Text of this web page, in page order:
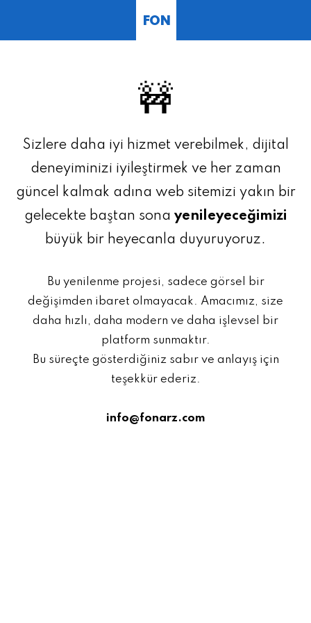
FON
🚧
Sizlere daha iyi hizmet verebilmek, dijital
deneyiminizi iyileştirmek ve her zaman
güncel kalmak adına web sitemizi yakın bir
gelecekte baştan sona yenileyeceğimizi
büyük bir heyecanla duyuruyoruz.
Bu yenilenme projesi, sadece görsel bir
değişimden ibaret olmayacak. Amacımız, size
daha hızlı, daha modern ve daha işlevsel bir
platform sunmaktır.
Bu süreçte gösterdiğiniz sabır ve anlayış için
teşekkür ederiz.
info@fonarz.com